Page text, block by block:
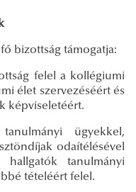
bizottság támogatja:
felel a kollégiumi
élet szervezéséért és
képviseletéért.
ügyekkel,
odaítélésével
tanulmányi
tételéért felel.